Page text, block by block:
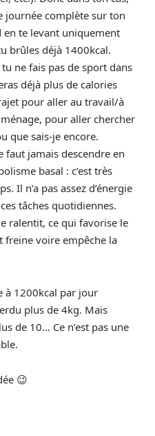
journée complète sur ton
en te levant uniquement
brûles déjà 1400kcal.
ne fais pas de sport dans
déjà plus de calories
pour aller au travail/à
pour aller chercher
que sais-je encore.
faut jamais descendre en
basal : c’est très
Il n’a pas assez d’énergie
tâches quotidiennes.
ralentit, ce qui favorise le
freine voire empêche la
à 1200kcal par jour
plus de 4kg. Mais
de 10… Ce n’est pas une
😉